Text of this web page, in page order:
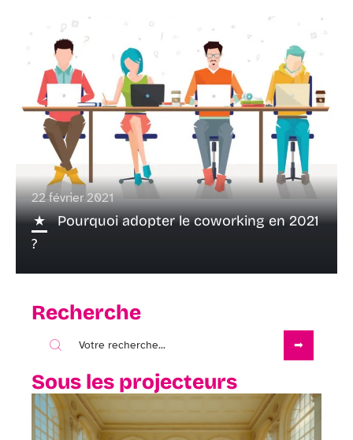
22 février 2021
Pourquoi adopter le coworking en 2021
?
Recherche
Sous les projecteurs